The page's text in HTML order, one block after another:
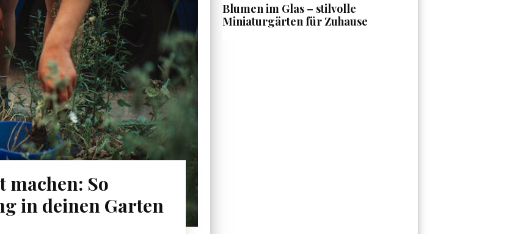
So
in deinen Garten
Blumen im Glas – stilvolle
Miniaturgärten für Zuhause